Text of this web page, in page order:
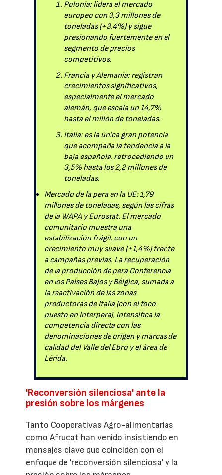
Polonia: lidera el mercado
europeo con 3,3 millones de
toneladas (+3,4%) y sigue
presionando fuertemente en el
segmento de precios
competitivos.
Francia y Alemania: registran
crecimientos significativos,
especialmente el mercado
alemán, que escala un 14,7%
hasta el millón de toneladas.
Italia: es la única gran potencia
que acompaña la tendencia a la
baja española, retrocediendo un
3,5% hasta los 2,2 millones de
toneladas.
Mercado de la pera en la UE: 1,79
millones de toneladas, según las cifras
de la WAPA y Eurostat. El mercado
comunitario muestra una
estabilización frágil, con un
crecimiento muy suave (+1,4%) frente
a campañas previas. La recuperación
de la producción de pera Conferencia
en los Países Bajos y Bélgica, sumada a
la reactivación de las zonas
productoras de Italia (con el foco
puesto en Interpera), intensifica la
competencia directa con las
denominaciones de origen y marcas de
calidad del Valle del Ebro y el área de
Lérida.
'Reconversión silenciosa' ante la
presión sobre los márgenes
Tanto Cooperativas Agro-alimentarias
como Afrucat han venido insistiendo en
mensajes clave que coinciden con el
enfoque de 'reconversión silenciosa' y la